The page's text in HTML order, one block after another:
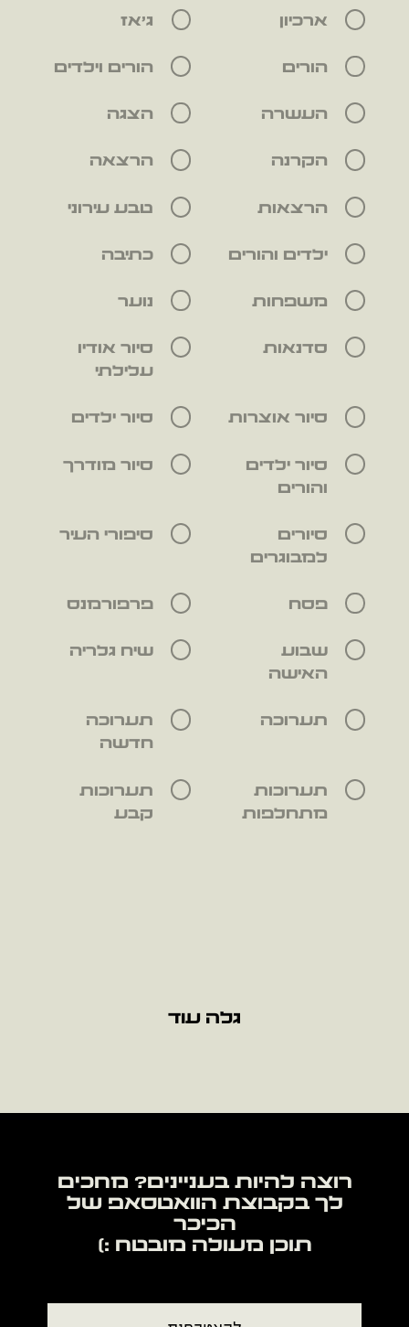
ארכיון ג'אז
הורים הורים וילדים
העשרה הצגה
הקרנה הרצאה
הרצאות טבע עירוני
ילדים והורים כתיבה
משפחות נוער
סדנאות
סיור אודיו
עלילתי
סיור אוצרות סיור ילדים
סיור ילדים
והורים
סיור מודרך
סיורים
למבוגרים
סיפורי העיר
פסח פרפורמנס
שבוע
האישה
שיח גלריה
תערוכה
תערוכה
חדשה
תערוכות
מתחלפות
תערוכות
קבע
גלה עוד
רוצה להיות בעניינים? מחכים
לך בקבוצת הוואטסאפ של
תוכן מעולה מובטח :)